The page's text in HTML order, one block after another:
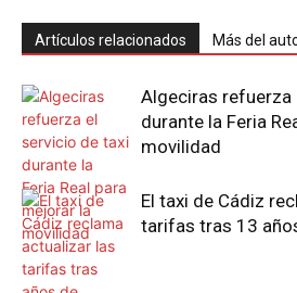
Artículos relacionados Más del
Algeciras refuerza
durante la Feria
movilidad
El taxi de Cádiz
tarifas tras 13